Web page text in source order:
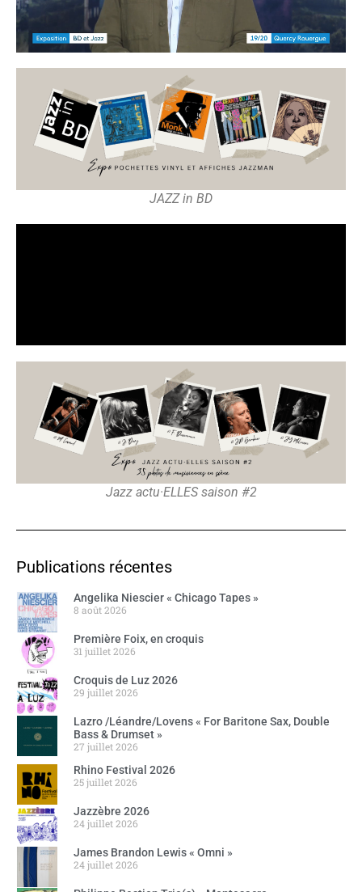
JAZZ in BD
Jazz actu·ELLES saison #2
Publications récentes
Angelika Niescier « Chicago Tapes »
8 août 2026
Première Foix, en croquis
31 juillet 2026
Croquis de Luz 2026
29 juillet 2026
Lazro /Léandre/Lovens « For Baritone Sax, Double
Bass & Drumset »
27 juillet 2026
Rhino Festival 2026
25 juillet 2026
Jazzèbre 2026
24 juillet 2026
James Brandon Lewis « Omni »
24 juillet 2026